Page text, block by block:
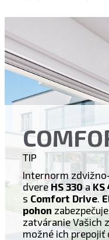
TIP
Internorm
dvere HS 330aKS
s Comfort Drive.
pohon
zatváranie Vašich
možné ich prepojiť